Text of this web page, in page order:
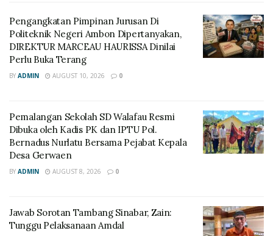
Pengangkatan Pimpinan Jurusan Di
Politeknik Negeri Ambon Dipertanyakan,
DIREKTUR MARCEAU HAURISSA Dinilai
Perlu Buka Terang
BY ADMIN AUGUST 10, 2026 0
Pemalangan Sekolah SD Walafau Resmi
Dibuka oleh Kadis PK dan IPTU Pol.
Bernadus Nurlatu Bersama Pejabat Kepala
Desa Gerwaen
BY ADMIN AUGUST 8, 2026 0
Jawab Sorotan Tambang Sinabar, Zain:
Tunggu Pelaksanaan Amdal